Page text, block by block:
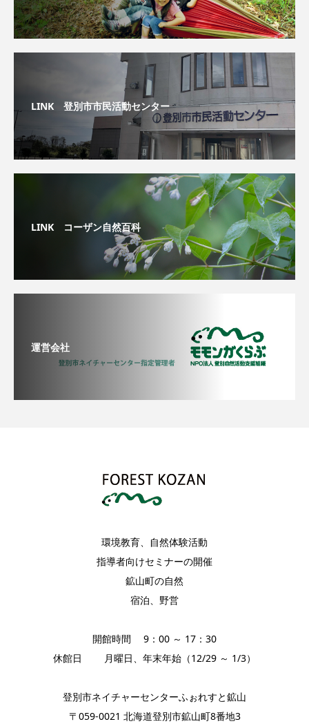
LINK 登別市市民活動センター
LINK コーザン自然百科
運営会社
環境教育、自然体験活動
指導者向けセミナーの開催
鉱山町の自然
宿泊、野営
開館時間 9：00 ～ 17：30
休館日 月曜日、年末年始（12/29 ～ 1/3）
登別市ネイチャーセンターふぉれすと鉱山
〒059-0021 北海道登別市鉱山町8番地3